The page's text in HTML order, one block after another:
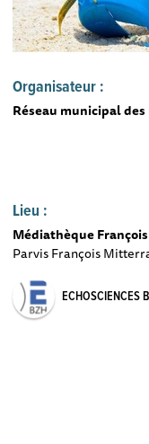
Organisateur :
Réseau municipal
Lieu :
Médiathèque
Parvis François
ECHOSCIENCES